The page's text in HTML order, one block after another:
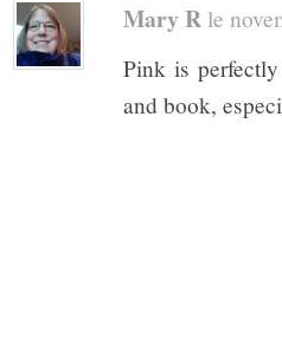
Mary R le
Pink is
and book,